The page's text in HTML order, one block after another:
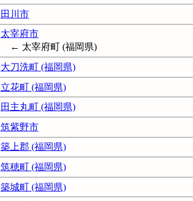
田川市
太宰府市
← 太宰府町 (福岡県)
大刀洗町 (福岡県)
立花町 (福岡県)
田主丸町 (福岡県)
筑紫野市
築上郡 (福岡県)
筑穂町 (福岡県)
築城町 (福岡県)